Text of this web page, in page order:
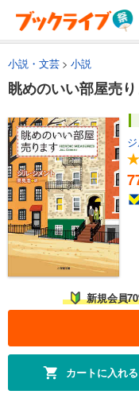
小説・文芸 小説
眺めのいい部屋売
新規会員
カートに入れる